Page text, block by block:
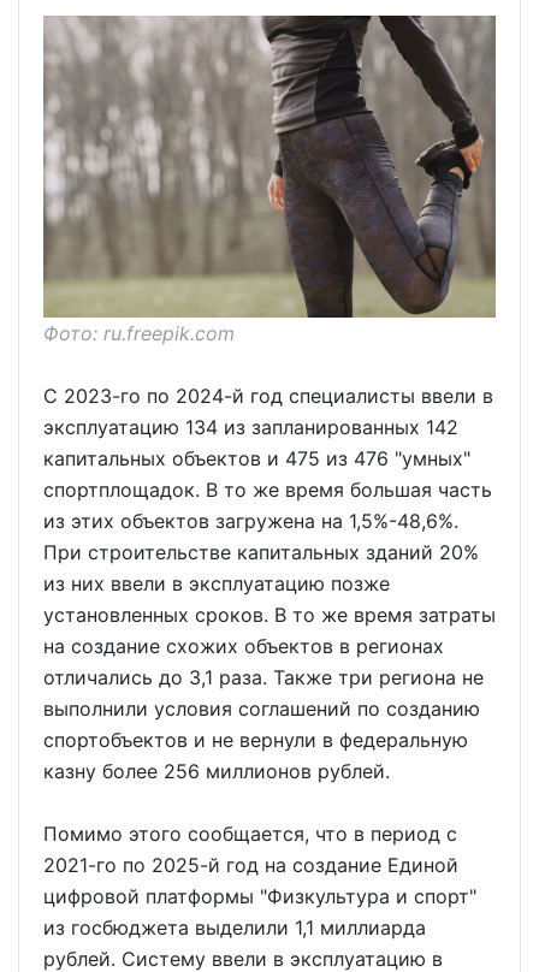
Фото: ru.freepik.com
С 2023-го по 2024-й год специалисты ввели в
эксплуатацию 134 из запланированных 142
капитальных объектов и 475 из 476 "умных"
спортплощадок. В то же время большая часть
из этих объектов загружена на 1,5%-48,6%.
При строительстве капитальных зданий 20%
из них ввели в эксплуатацию позже
установленных сроков. В то же время затраты
на создание схожих объектов в регионах
отличались до 3,1 раза. Также три региона не
выполнили условия соглашений по созданию
спортобъектов и не вернули в федеральную
казну более 256 миллионов рублей.
Помимо этого сообщается, что в период с
2021-го по 2025-й год на создание Единой
цифровой платформы "Физкультура и спорт"
из госбюджета выделили 1,1 миллиарда
рублей. Систему ввели в эксплуатацию в